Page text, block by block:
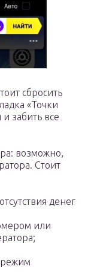
сбросить
«Точки
и забить все
возможно,
Стоит
денег
или
режим